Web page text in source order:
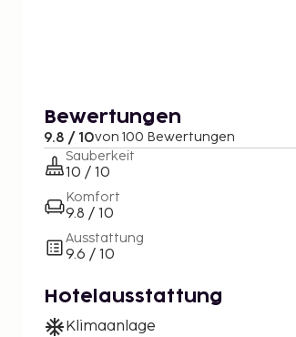
Bewertungen
9.8 / 10von 100 Bewertungen
Sauberkeit
10 / 10
Komfort
9.8 / 10
Ausstattung
9.6 / 10
Hotelausstattung
Klimaanlage